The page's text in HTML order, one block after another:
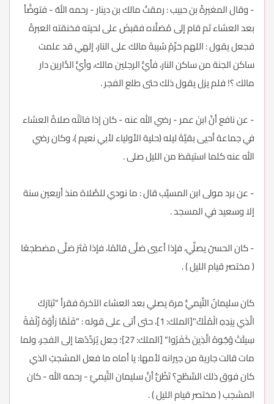
- وقال المغيرةُ بن حبيب : رمقتُ مالك بن دينار - رحمه اللهُ - فتوضَّأ
بعد العشاء ثم قام إلى مُصَلَّاه فقبضَ على لحيته فخنقته العبرةُ
فجعل يقول : اللهم حَرِّمْ شيبةَ مالك على النار، إلهي قد علمت
ساكن الجنة من ساكن النار، فأيُّ الرجلين مالك، وأيُّ الدَّارين دار
مالك ؟! فلم يزل يقول ذلك حتى طلع الفجر .
- عن نافع أنَّ ابنَ عمر - رضي الله عنه - كان إذا فاتَتْه صلاةُ العشاء
في جماعة أحيى بقيَّةَ ليله (حلية الأولياء لأبي نعيم )، وكان رضي
الله عنه كلما استيقظ من الليل صلى .
- عن برد مولى ابن المسيَّب قال : ما نودي للصَّلاة منذ أربعين سنة
إلا وسعيد في المسجد .
- كان الحسنُ يصلِّي، فإذا أعيي صَلَّى قائمًا، فإذا فَتَرَ صَلَّى مضطجعًا
( مختصر قيام الليل ) .
كان سليمانُ التَّيميُّ مرة يصلي بعد العشاء الآخرة فقرأ "تَبَارَكَ
الَّذِي بِيَدِهِ الْمُلْكُ"[الملك: 1]، حتى أتى على قوله : "فَلَمَّا رَأَوْهُ زُلْفَةً
سِيئَتْ وُجُوهُ الَّذِينَ كَفَرُوا" [الملك: 27]؛ جعل يُرَدِّدُها إلى الفجر، ولما
مات قالت جارية من جيرانه لأمها: يا أماه ما فعل المشجبُ الذي
كان فوق ذلك السَّطْح؟ تَظُنُّ أنَّ سليمان التَّيميَّ - رحمه الله - كان
المشجب ( مختصر قيام الليل ) .